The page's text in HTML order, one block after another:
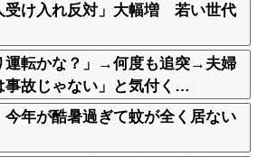
受け入れ反対」大幅増 若い世代
運転かな？」→何度も追突→夫婦
事故じゃない」と気付く…
今年が酷暑過ぎて蚊が全く居ない